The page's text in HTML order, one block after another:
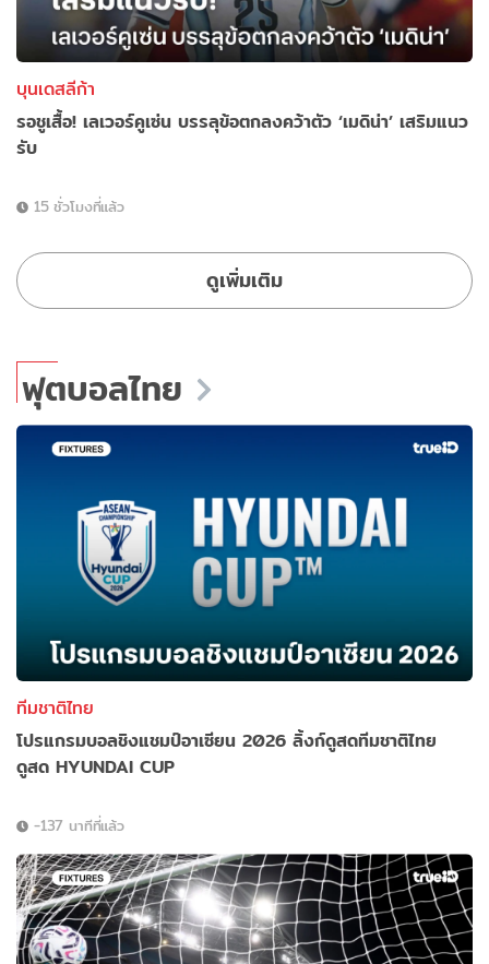
บุนเดสลีก้า
รอชูเสื้อ! เลเวอร์คูเซ่น บรรลุข้อตกลงคว้าตัว ‘เมดิน่า’ เสริมแนว
รับ
15 ชั่วโมงที่แล้ว
ดูเพิ่มเติม
ฟุตบอลไทย
ทีมชาติไทย
โปรแกรมบอลชิงแชมป์อาเซียน 2026 ลิ้งก์ดูสดทีมชาติไทย
ดูสด HYUNDAI CUP
-137 นาทีที่แล้ว